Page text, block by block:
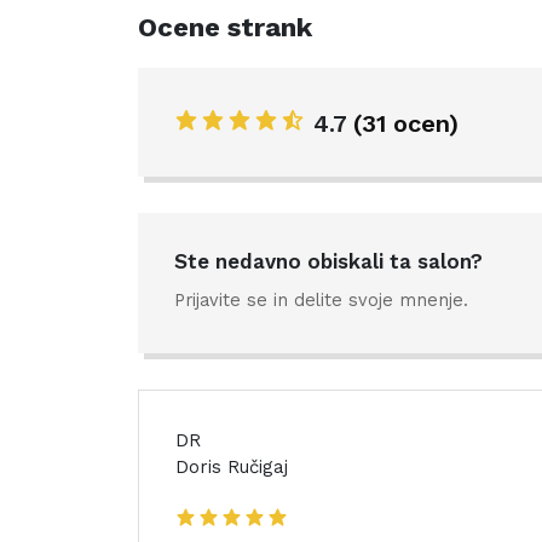
Ocene strank
4.7 (31 ocen)
Ste nedavno obiskali ta salon?
Prijavite se in delite svoje mnenje.
DR
Doris Ručigaj